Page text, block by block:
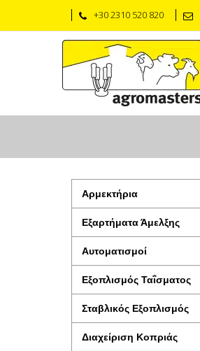
+30 2310 520 820
Αρμεκτήρια
Εξαρτήματα Άμελξης
Αυτοματισμοί
Εξοπλισμός Ταΐσματος
Σταβλικός Εξοπλισμός
Διαχείριση Κοπριάς